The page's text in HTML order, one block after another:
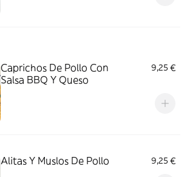
Caprichos De Pollo Con
Salsa BBQ Y Queso
9,25 €
Alitas Y Muslos De Pollo 9,25 €